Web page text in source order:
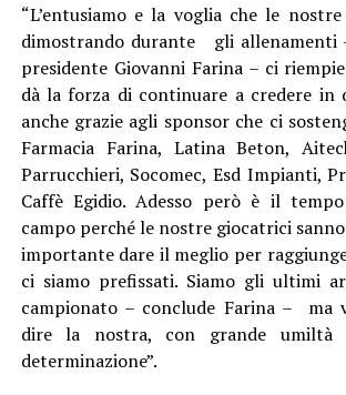
“L’entusiamo e la voglia che le
dimostrando durante gli allenamenti
presidente Giovanni Farina – ci
dà la forza di continuare a credere in
anche grazie agli sponsor che ci
Farmacia Farina, Latina Beton,
Parrucchieri, Socomec, Esd Impianti,
Caffè Egidio. Adesso però è il
campo perché le nostre giocatrici
importante dare il meglio per
ci siamo prefissati. Siamo gli ultimi
campionato – conclude Farina – ma
dire la nostra, con grande umiltà
determinazione”.